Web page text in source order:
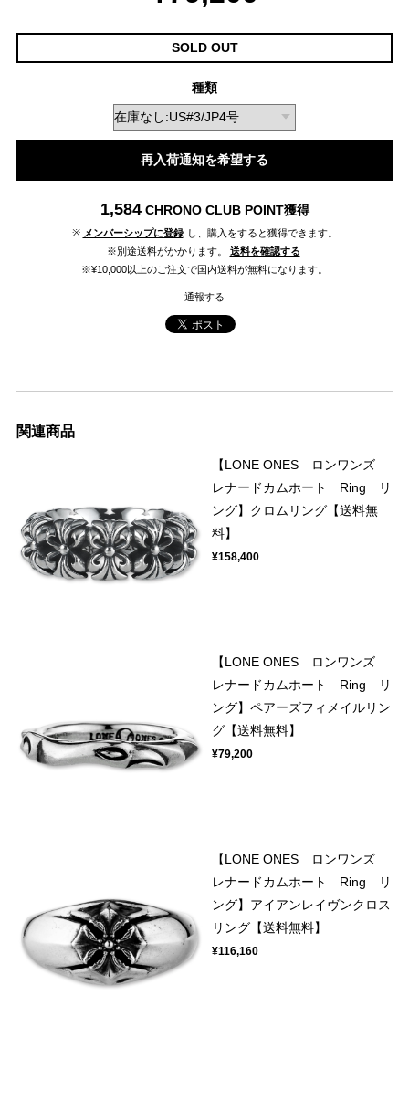
SOLD OUT
種類
再入荷通知を希望する
1,584 CHRONO CLUB POINT獲得
※ メンバーシップに登録 し、購入をすると獲得できます。
※別途送料がかかります。
送料を確認する
※¥10,000以上のご注文で国内送料が無料になります。
通報する
関連商品
【LONE ONES ロンワンズ
レナードカムホート Ring リ
ング】クロムリング【送料無
料】
¥158,400
【LONE ONES ロンワンズ
レナードカムホート Ring リ
ング】ペアーズフィメイルリン
グ【送料無料】
¥79,200
【LONE ONES ロンワンズ
レナードカムホート Ring リ
ング】アイアンレイヴンクロス
リング【送料無料】
¥116,160